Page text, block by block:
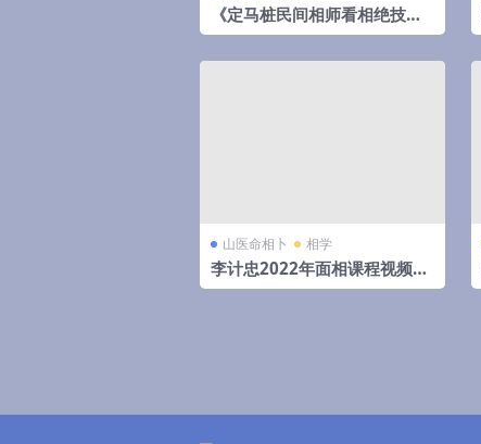
《定马桩民间相师看相绝技秘
法》pdf 144页，手抄本,拍照
山医命相卜 相学
李计忠2022年面相课程视频7
集+文档4个 百度云下载！